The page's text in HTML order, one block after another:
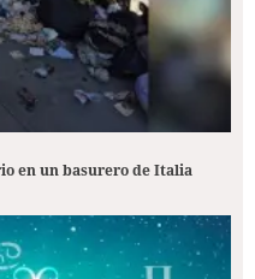
en un basurero de Italia